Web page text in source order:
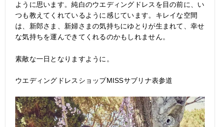
ように思います。純白のウエディングドレスを目の前に、い
つも教えてくれているように感じています。キレイな空間
は、新郎さま、新婦さまの気持ちにゆとりが生まれて、幸せ
な気持ちを運んできてくれるのかもしれません。
素敵な一日となりますように。
ウエディングドレスショップMISSサブリナ表参道